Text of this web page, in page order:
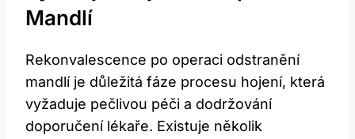
Mandlí
Rekonvalescence po operaci odstranění
mandlí je důležitá ‍fáze procesu hojení, která
vyžaduje pečlivou péči a⁢ dodržování
doporučení⁣ lékaře. Existuje několik